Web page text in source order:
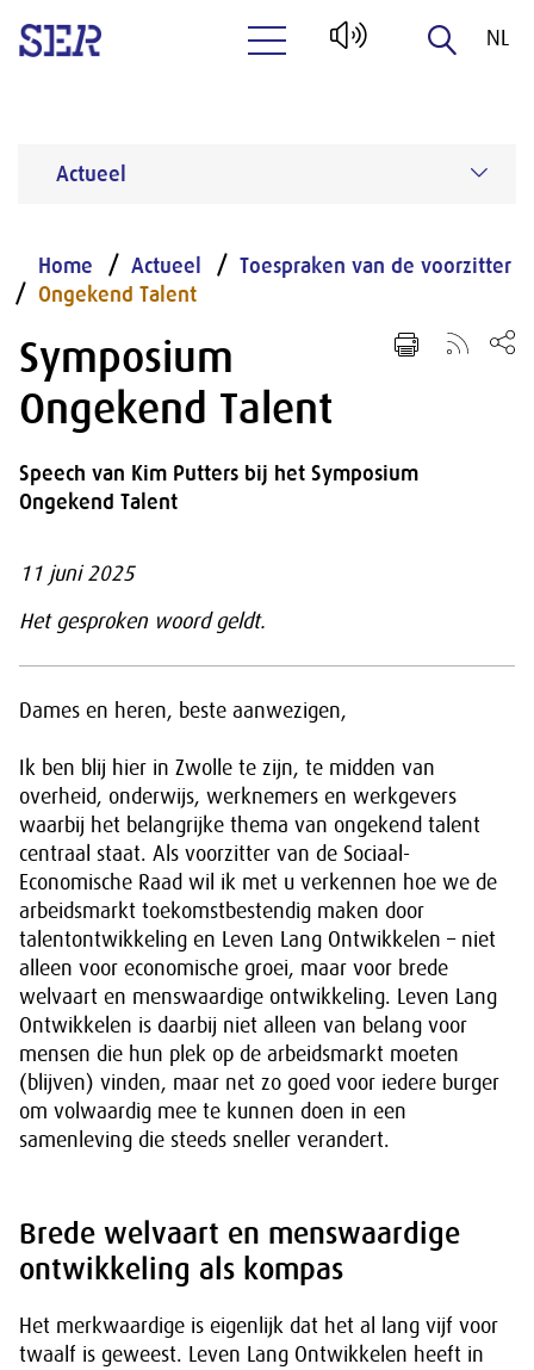
NL
Actueel
Home Actueel
Toespraken van de voorzitter
Ongekend Talent
Symposium
Ongekend Talent
Speech van Kim Putters bij het Symposium
Ongekend Talent
11 juni 2025
Het gesproken woord geldt.
Dames en heren, beste aanwezigen,
Ik ben blij hier in Zwolle te zijn, te midden van
overheid, onderwijs, werknemers en werkgevers
waarbij het belangrijke thema van ongekend talent
centraal staat. Als voorzitter van de Sociaal-
Economische Raad wil ik met u verkennen hoe we de
arbeidsmarkt toekomstbestendig maken door
talentontwikkeling en Leven Lang Ontwikkelen – niet
alleen voor economische groei, maar voor brede
welvaart en menswaardige ontwikkeling. Leven Lang
Ontwikkelen is daarbij niet alleen van belang voor
mensen die hun plek op de arbeidsmarkt moeten
(blijven) vinden, maar net zo goed voor iedere burger
om volwaardig mee te kunnen doen in een
samenleving die steeds sneller verandert.
Brede welvaart en menswaardige
ontwikkeling als kompas
Het merkwaardige is eigenlijk dat het al lang vijf voor
twaalf is geweest. Leven Lang Ontwikkelen heeft in